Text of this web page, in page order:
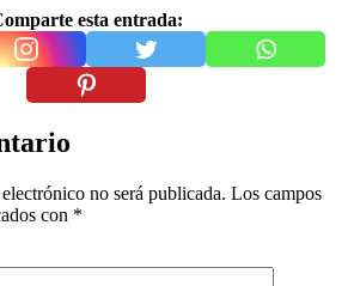
esta entrada:
no será publicada. Los campos
con *